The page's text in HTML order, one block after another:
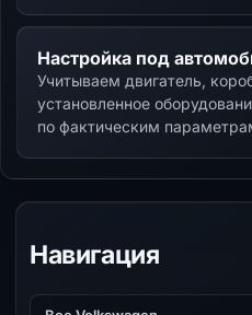
Настройка под
Учитываем двигатель,
установленное
по фактическим
Навигация